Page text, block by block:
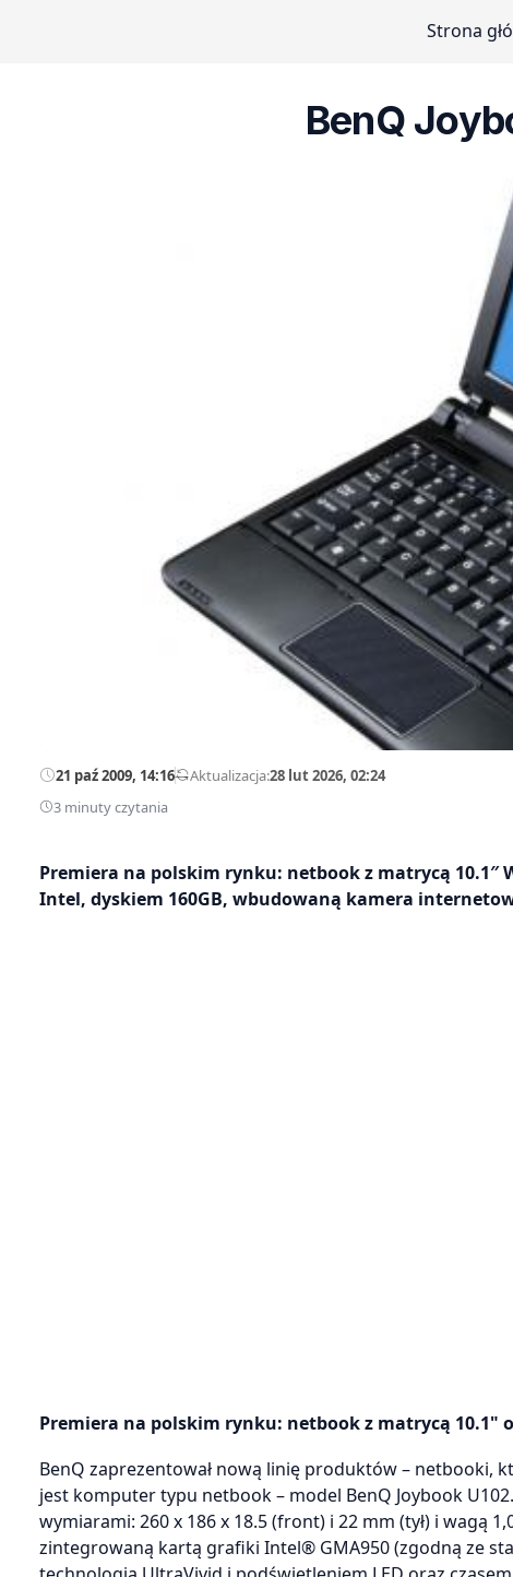
Strona
BenQ
21 paź 2009, 14:16—Aktualizacja:28 lut 2026, 02:24
3 minuty czytania
Premiera na polskim rynku: netbook z matrycą 10.1″
Intel, dyskiem 160GB, wbudowaną kamera
Premiera na polskim rynku: netbook z matrycą 10.1"
BenQ zaprezentował nową linię produktów – netbooki,
jest komputer typu netbook – model BenQ Joybook
wymiarami: 260 x 186 x 18.5 (front) i 22 mm (tył) i wagą
zintegrowaną kartą grafiki Intel® GMA950 (zgodną ze